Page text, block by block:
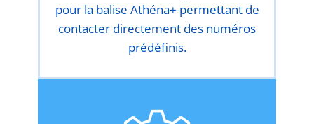
pour la balise Athéna+ permettant de
contacter directement des numéros
prédéfinis.